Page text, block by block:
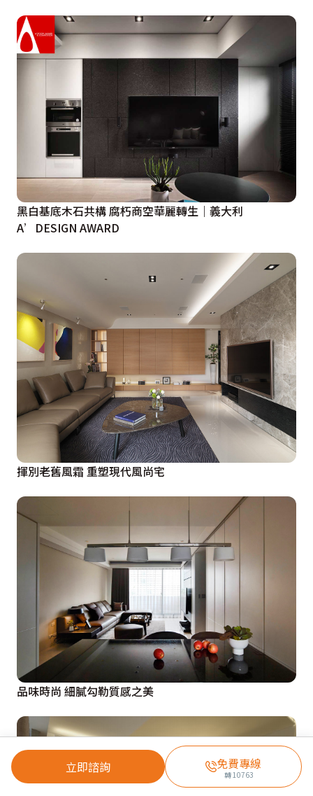
立即諮詢 免費專線
轉10763
黑白基底木石共構 腐朽商空華麗轉生｜義大利
A’DESIGN AWARD
揮別老舊風霜 重塑現代風尚宅
品味時尚 細膩勾勒質感之美